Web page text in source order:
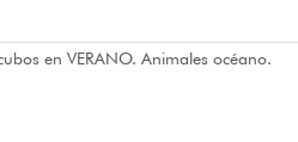
en VERANO. Animales océano.